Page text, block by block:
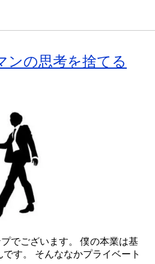
ンの思考を捨てる
でございます。 僕の本業は基
す。 そんななかプライベート